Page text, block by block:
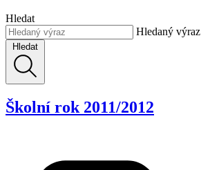
Hledat
Hledaný výraz
Hledat
Školní rok 2011/2012